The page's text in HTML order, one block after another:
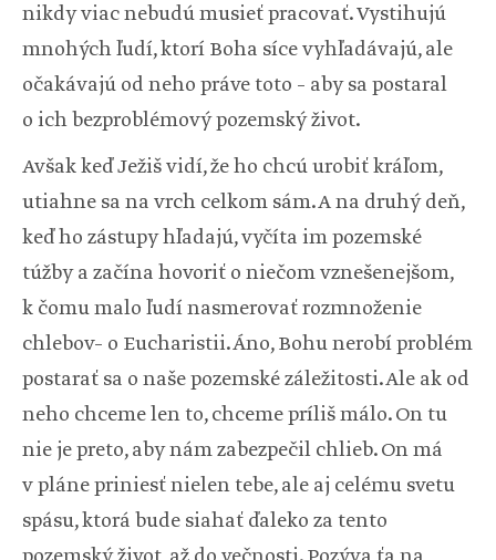
nikdy viac nebudú musieť pracovať. Vystihujú
mnohých ľudí, ktorí Boha síce vyhľadávajú, ale
očakávajú od neho práve toto – aby sa postaral
o ich bezproblémový pozemský život.
Avšak keď Ježiš vidí, že ho chcú urobiť kráľom,
utiahne sa na vrch celkom sám. A na druhý deň,
keď ho zástupy hľadajú, vyčíta im pozemské
túžby a začína hovoriť o niečom vznešenejšom,
k čomu malo ľudí nasmerovať rozmnoženie
chlebov– o Eucharistii. Áno, Bohu nerobí problém
postarať sa o naše pozemské záležitosti. Ale ak od
neho chceme len to, chceme príliš málo. On tu
nie je preto, aby nám zabezpečil chlieb. On má
v pláne priniesť nielen tebe, ale aj celému svetu
spásu, ktorá bude siahať ďaleko za tento